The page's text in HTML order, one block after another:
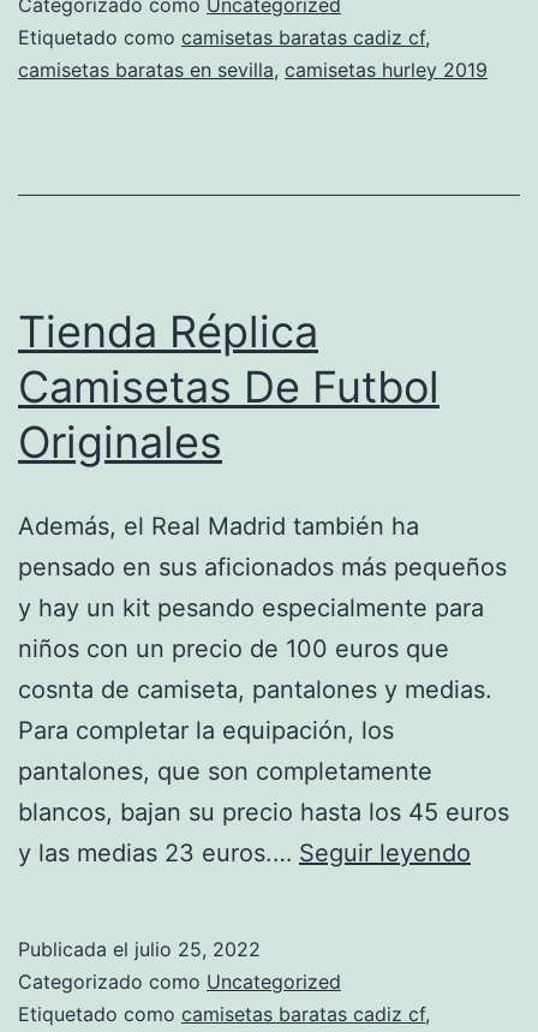
Etiquetado como camisetas baratas cadiz cf,
camisetas baratas en sevilla, camisetas hurley 2019
Tienda Réplica
Camisetas De Futbol
Originales
Además, el Real Madrid también ha
pensado en sus aficionados más pequeños
y hay un kit pesando especialmente para
niños con un precio de 100 euros que
cosnta de camiseta, pantalones y medias.
Para completar la equipación, los
pantalones, que son completamente
blancos, bajan su precio hasta los 45 euros
y las medias 23 euros.… Seguir leyendo
Publicada el julio 25, 2022
Categorizado como Uncategorized
Etiquetado como camisetas baratas cadiz cf,